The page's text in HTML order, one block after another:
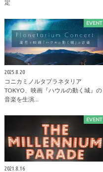
定
EVENT
2025.8.20
コニカミノルタプラネタリア
TOKYO、映画『ハウルの動く城』の
音楽を生演…
EVENT
2021.8.16